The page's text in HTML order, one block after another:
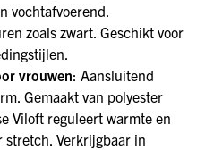
vochtafvoerend.
zoals zwart. Geschikt voor
vrouwen: Aansluitend
Gemaakt van polyester
Viloft reguleert warmte en
stretch. Verkrijgbaar in